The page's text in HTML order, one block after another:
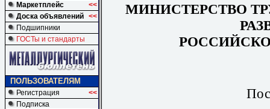
Маркетплейс
<<
Доска объявлений <<
Подшипники
ГОСТы и стандарты
ПОЛЬЗОВАТЕЛЯМ
Регистрация
<<
Подписка
МИНИСТЕРСТВО